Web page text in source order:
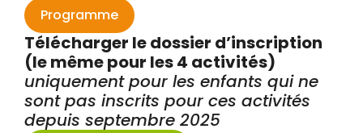
Programme
Télécharger le dossier d’inscription
(le même pour les 4 activités)
uniquement pour les enfants qui ne
sont pas inscrits pour ces activités
depuis septembre 2025